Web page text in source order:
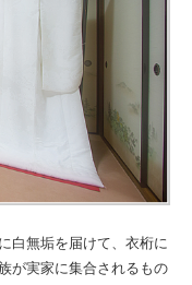
白無垢を届けて、衣桁に
が実家に集合されるもの